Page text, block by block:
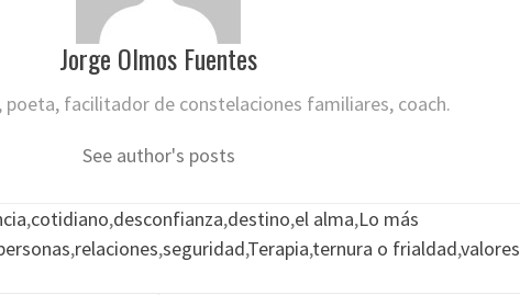
Jorge Olmos Fuentes
facilitador de constelaciones familiares, coach.
See author's posts
,cotidiano,desconfianza,destino,el alma,Lo más
,relaciones,seguridad,Terapia,ternura o frialdad,valores